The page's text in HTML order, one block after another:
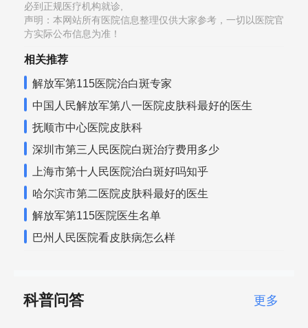
必到正规医疗机构就诊,
声明：本网站所有医院信息整理仅供大家参考，一切以医院官
方实际公布信息为准！
相关推荐
解放军第115医院治白斑专家
中国人民解放军第八一医院皮肤科最好的医生
抚顺市中心医院皮肤科
深圳市第三人民医院白斑治疗费用多少
上海市第十人民医院治白斑好吗知乎
哈尔滨市第二医院皮肤科最好的医生
解放军第115医院医生名单
巴州人民医院看皮肤病怎么样
科普问答 更多